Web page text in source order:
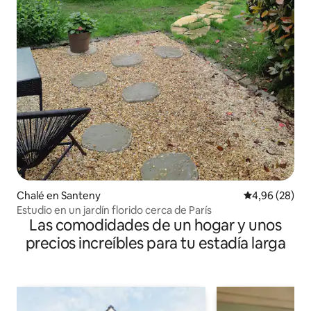
Chalé en Santeny Calificación
4,96 (28)
Estudio en un jardín florido cerca de París
Las comodidades de un hogar y unos
precios increíbles para tu estadía larga